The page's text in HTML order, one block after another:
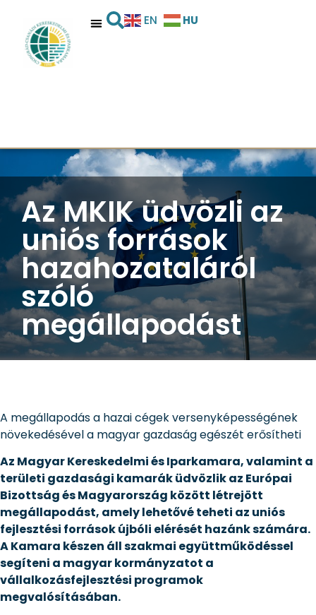
EN HU
Az MKIK üdvözli az
uniós források
hazahozataláról
szóló
megállapodást
A megállapodás a hazai cégek versenyképességének
növekedésével a magyar gazdaság egészét erősítheti
Az Magyar Kereskedelmi és Iparkamara, valamint a
területi gazdasági kamarák üdvözlik az Európai
Bizottság és Magyarország között létrejött
megállapodást, amely lehetővé teheti az uniós
fejlesztési források újbóli elérését hazánk számára.
A Kamara készen áll szakmai együttműködéssel
segíteni a magyar kormányzatot a
vállalkozásfejlesztési programok
megvalósításában.